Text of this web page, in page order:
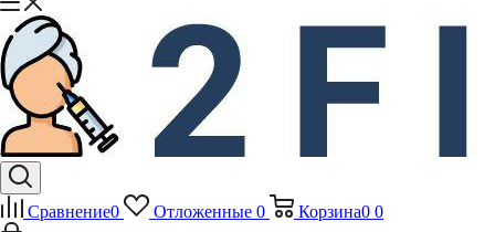
Сравнение0 Отложенные 0 Корзина0 0